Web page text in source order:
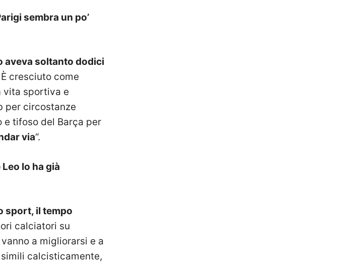
sembra un po’
aveva soltanto dodici
cresciuto come
vita sportiva e
per circostanze
e tifoso del Barça per
via“.
lo ha già
sport, il tempo
calciatori su
a migliorarsi e a
calcisticamente,